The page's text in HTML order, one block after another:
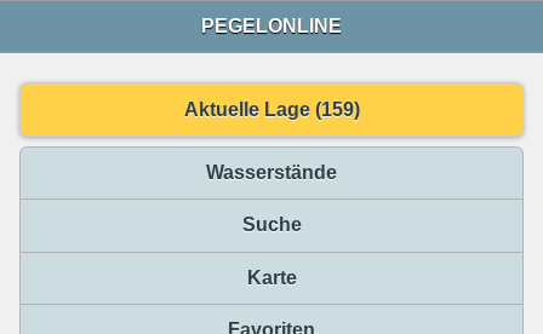
PEGELONLINE
Aktuelle Lage (159)
Wasserstände
Suche
Karte
Favoriten